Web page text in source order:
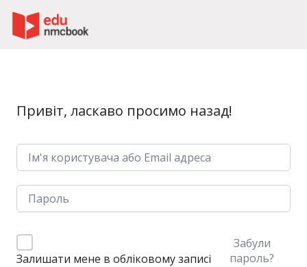
Привіт, ласкаво просимо назад!
Залишати мене в обліковому записі
Забули
пароль?